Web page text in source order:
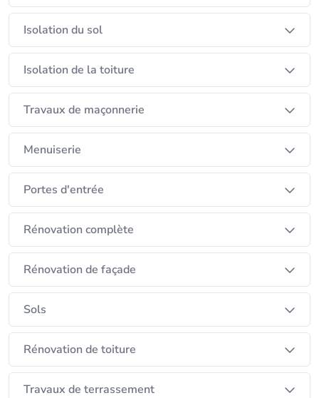
Isolation du sol
Isolation de la toiture
Travaux de maçonnerie
Menuiserie
Portes d'entrée
Rénovation complète
Rénovation de façade
Sols
Rénovation de toiture
Travaux de terrassement